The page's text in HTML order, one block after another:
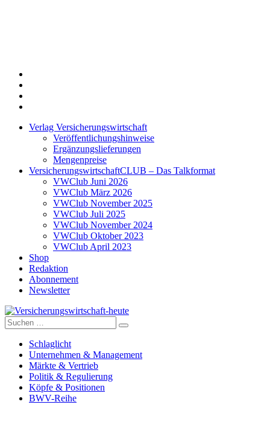
Verlag Versicherungswirtschaft
Veröffentlichungshinweise
Ergänzungslieferungen
Mengenpreise
VersicherungswirtschaftCLUB – Das Talkformat
VWClub Juni 2026
VWClub März 2026
VWClub November 2025
VWClub Juli 2025
VWClub November 2024
VWClub Oktober 2023
VWClub April 2023
Shop
Redaktion
Abonnement
Newsletter
Versicherungswirtschaft-heute
Suche
nach:
Schlaglicht
Unternehmen & Management
Märkte & Vertrieb
Politik & Regulierung
Köpfe & Positionen
BWV-Reihe